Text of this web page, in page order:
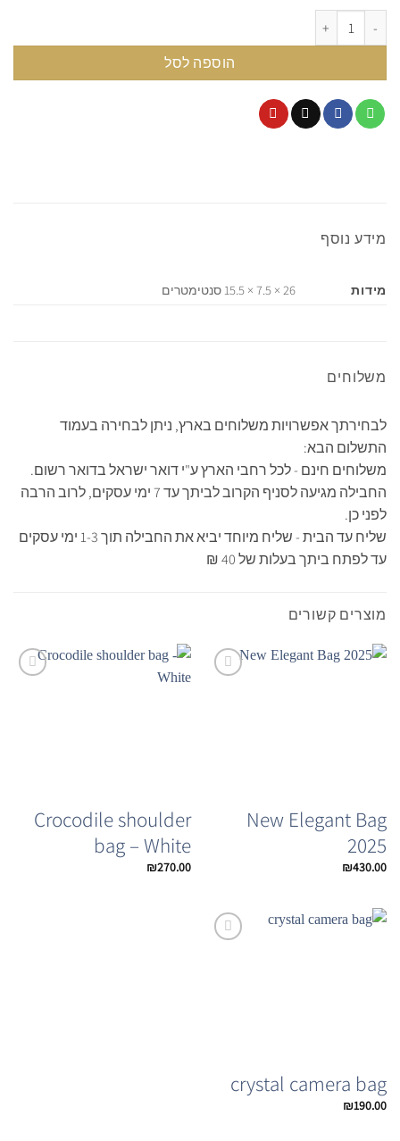
כמות של Cosmetic bag - Pink
הוספה לסל
מידע נוסף
מידות 26 × 7.5 × 15.5 סנטימטרים
משלוחים
לבחירתך אפשרויות משלוחים בארץ, ניתן לבחירה בעמוד
התשלום הבא:
משלוחים חינם - לכל רחבי הארץ ע"י דואר ישראל בדואר רשום.
החבילה מגיעה לסניף הקרוב לביתך עד 7 ימי עסקים, לרוב הרבה
לפני כן.
שליח עד הבית - שליח מיוחד יביא את החבילה תוך 1-3 ימי עסקים
עד לפתח ביתך בעלות של 40 ₪
מוצרים קשורים
New Elegant Bag
2025
₪430.00
Crocodile shoulder
bag – White
₪270.00
crystal camera bag
₪190.00